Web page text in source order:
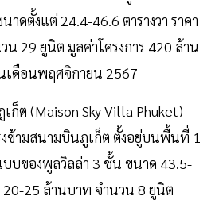
าดตั้งแต่ 24.4-46.6 ตารางวา ราคา
29 ยูนิต มูลค่าโครงการ 420 ล้าน
เดือนพฤศจิกายน 2567
ก็ต (Maison Sky Villa Phuket)
ข้ามสนามบินภูเก็ต ตั้งอยู่บนพื้นที่ 1
บของพูลวิลล่า 3 ชั้น ขนาด 43.5-
20-25 ล้านบาท จำนวน 8 ยูนิต